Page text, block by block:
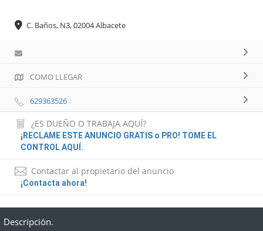
C. Baños, N3, 02004 Albacete
COMO LLEGAR
629363526
¿ES DUEÑO O TRABAJA AQUÍ?
¡RECLAME ESTE ANUNCIO GRATIS o PRO! TOME EL
CONTROL AQUÍ.
Contactar al propietario del anuncio
¡Contacta ahora!
Descripción.